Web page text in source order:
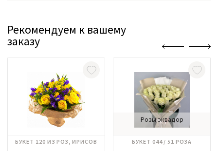
Рекомендуем к вашему
заказу
БУКЕТ 120 ИЗ РОЗ, ИРИСОВ
Розы эквадор
БУКЕТ 044 / 51 РОЗА